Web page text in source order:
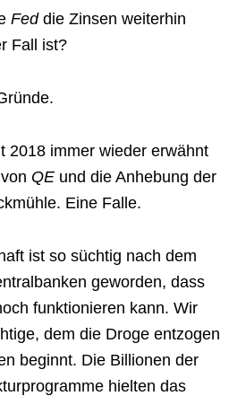
Feddie Zinsen weiterhin
Fall ist?
2018 immer wieder erwähnt
QE und die Anhebung der
Eine Falle.
ist so süchtig nach dem
geworden, dass
funktionieren kann. Wir
dem die Droge entzogen
beginnt. Die Billionen der
hielten das